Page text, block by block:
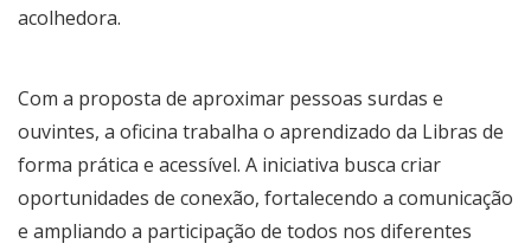
acolhedora.
Com a proposta de aproximar pessoas surdas e
ouvintes, a oficina trabalha o aprendizado da Libras de
forma prática e acessível. A iniciativa busca criar
oportunidades de conexão, fortalecendo a comunicação
e ampliando a participação de todos nos diferentes